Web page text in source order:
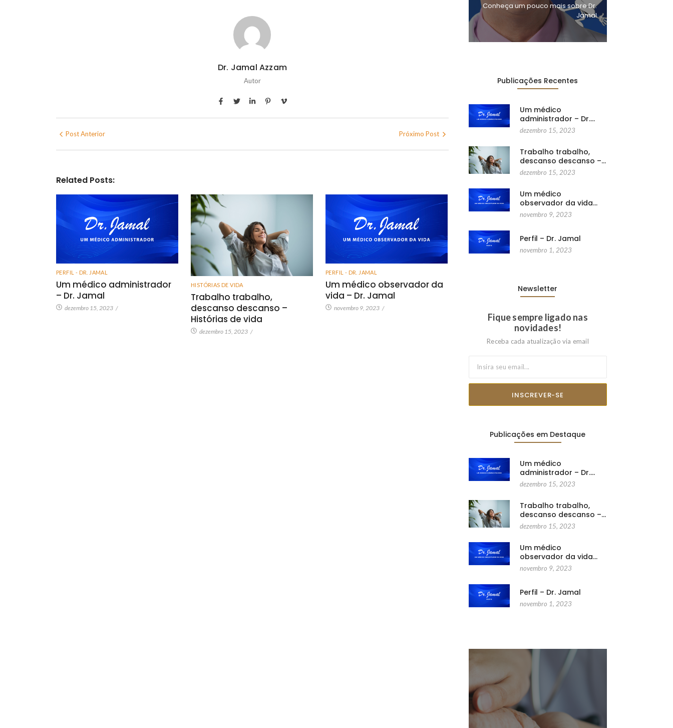
Dr. Jamal Azzam
Autor
Post Anterior Próximo Post
Related Posts:
PERFIL - DR. JAMAL
Um médico administrador
– Dr. Jamal
dezembro 15, 2023 /
HISTÓRIAS DE VIDA
Trabalho trabalho,
descanso descanso –
Histórias de vida
dezembro 15, 2023 /
PERFIL - DR. JAMAL
Um médico observador da
vida – Dr. Jamal
novembro 9, 2023 /
Conheça um pouco mais sobre Dr.
Jamal
Publicações Recentes
Um médico
administrador – Dr.…
dezembro 15, 2023
Trabalho trabalho,
descanso descanso –…
dezembro 15, 2023
Um médico
observador da vida…
novembro 9, 2023
Perfil – Dr. Jamal
novembro 1, 2023
Newsletter
Fique sempre ligado nas
novidades!
Receba cada atualização via email
INSCREVER-SE
Publicações em Destaque
Um médico
administrador – Dr.…
dezembro 15, 2023
Trabalho trabalho,
descanso descanso –…
dezembro 15, 2023
Um médico
observador da vida…
novembro 9, 2023
Perfil – Dr. Jamal
novembro 1, 2023